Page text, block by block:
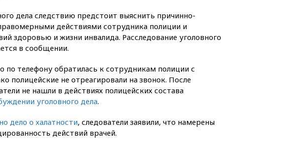
08:57Собянин сообщил о
девяти БПЛА, сбитых на
регионами
08:16Лукашенко призвал
белорусов покупать избы в
крупнейшим поставщиком
дела следствию предстоит выяснить причинно-
действиями сотрудника полиции и
здоровью и жизни инвалида. Расследование уголовного
в сообщении.
по телефону обратилась к сотрудникам полиции с
полицейские не отреагировали на звонок. После
не нашли в действиях полицейских состава
уголовного дела.
дело о халатности, следователи заявили, что намерены
действий врачей.